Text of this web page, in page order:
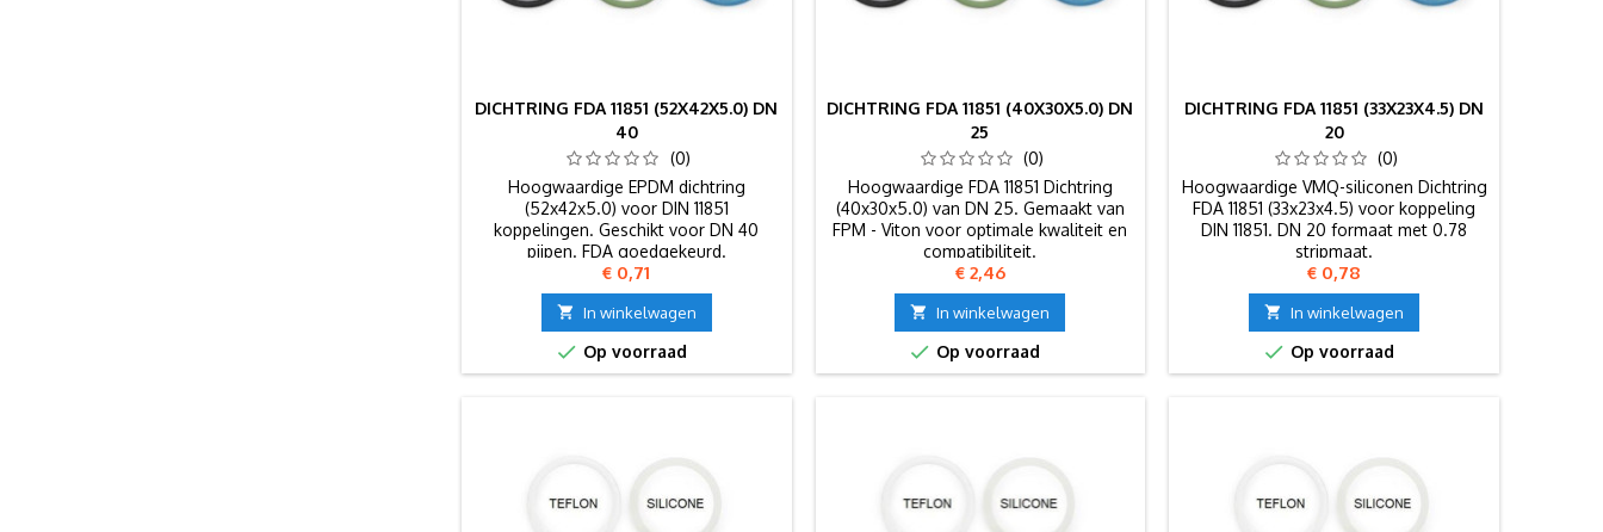
DICHTRING FDA 11851 (52X42X5.0) DN
40
(0)
Hoogwaardige EPDM dichtring
(52x42x5.0) voor DIN 11851
koppelingen. Geschikt voor DN 40
pijpen. FDA goedgekeurd.
Prijs
€ 0,71
 In winkelwagen
 Op voorraad
DICHTRING FDA 11851 (40X30X5.0) DN
25
(0)
Hoogwaardige FDA 11851 Dichtring
(40x30x5.0) van DN 25. Gemaakt van
FPM - Viton voor optimale kwaliteit en
compatibiliteit.
Prijs
€ 2,46
 In winkelwagen
 Op voorraad
DICHTRING FDA 11851 (33X23X4.5) DN
20
(0)
Hoogwaardige VMQ-siliconen Dichtring
FDA 11851 (33x23x4.5) voor koppeling
DIN 11851. DN 20 formaat met 0.78
stripmaat.
Prijs
€ 0,78
 In winkelwagen
 Op voorraad